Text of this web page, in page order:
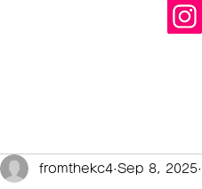
fromthekc4 Sep 8, 2025